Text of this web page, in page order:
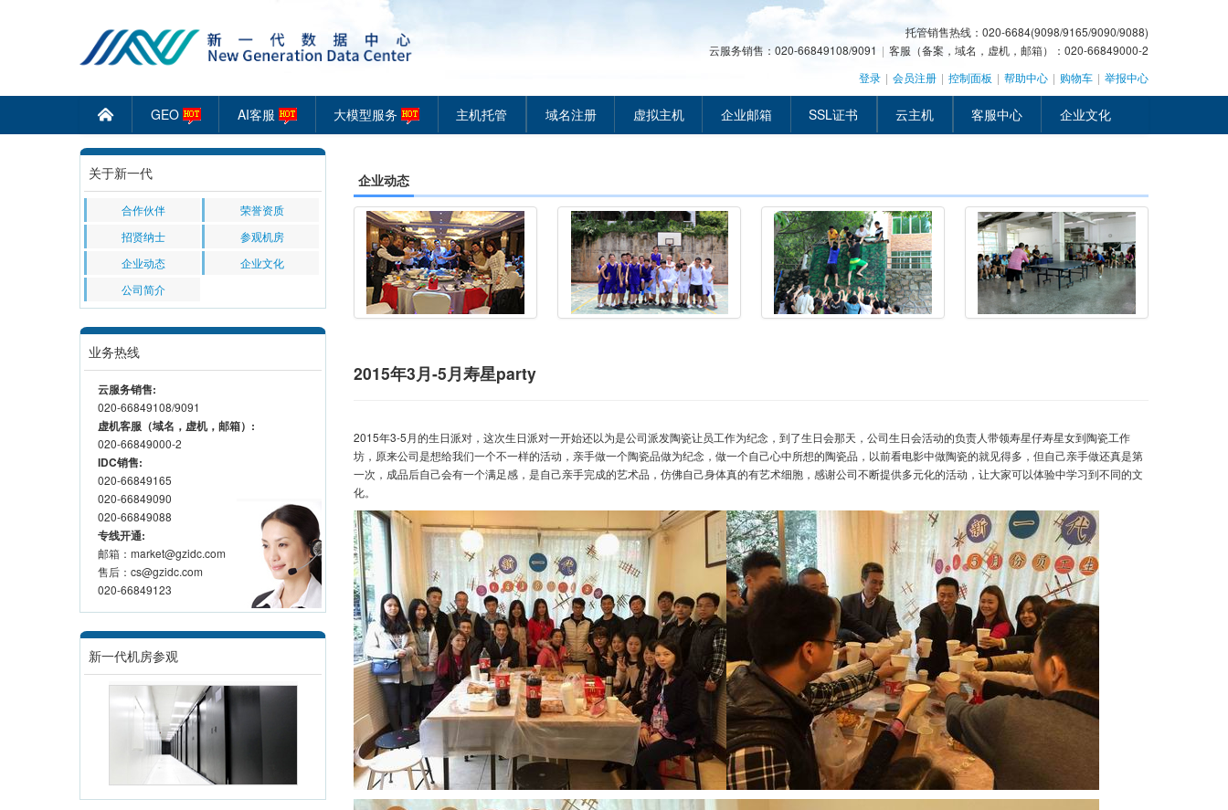
托管销售热线：020-6684(9098/9165/9090/9088)
云服务销售：020-66849108/9091 | 客服（备案，域名，虚机，邮箱）：020-66849000-2
登录 | 会员注册 | 控制面板 | 帮助中心 | 购物车 | 举报中心
󰄫 GEO AI客服 大模型服务 主机托管 域名注册 虚拟主机 企业邮箱 SSL证书 云主机 客服中心 企业文化
关于新一代
合作伙伴
荣誉资质
招贤纳士
参观机房
企业动态
企业文化
公司简介
业务热线
云服务销售:
020-66849108/9091
虚机客服（域名，虚机，邮箱）:
020-66849000-2
IDC销售:
020-66849165
020-66849090
020-66849088
专线开通:
邮箱：market@gzidc.com
售后：cs@gzidc.com
020-66849123
新一代机房参观
企业动态
2015年3月-5月寿星party
2015年3-5月的生日派对，这次生日派对一开始还以为是公司派发陶瓷让员工作为纪念，到了生日会那天，公司生日会活动的负责人带领寿星仔寿星女到陶瓷工作
坊，原来公司是想给我们一个不一样的活动，亲手做一个陶瓷品做为纪念，做一个自己心中所想的陶瓷品，以前看电影中做陶瓷的就见得多，但自己亲手做还真是第
一次，成品后自己会有一个满足感，是自己亲手完成的艺术品，仿佛自己身体真的有艺术细胞，感谢公司不断提供多元化的活动，让大家可以体验中学习到不同的文
化。